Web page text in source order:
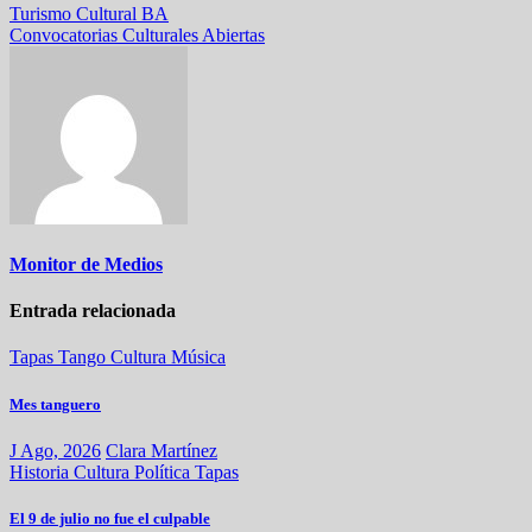
Navegación
de
Turismo Cultural BA
Convocatorias Culturales Abiertas
Monitor de Medios
Entrada relacionada
Tapas Tango Cultura Música
Mes tanguero
J Ago, 2026 Clara Martínez
Historia Cultura Política Tapas
El 9 de julio no fue el culpable